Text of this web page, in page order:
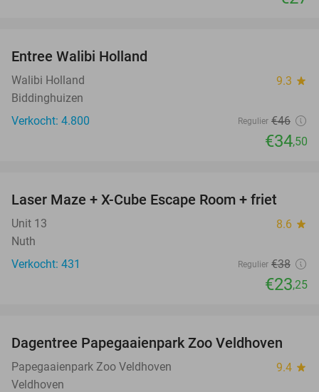
Entree Walibi Holland
Walibi Holland 9.3 star
Biddinghuizen
Verkocht: 4.800
Regulier €46
€34,50
39%
Laser Maze + X-Cube Escape Room + friet
Unit 13 8.6 star
Nuth
Verkocht: 431
Regulier €38
€23,25
26%
Dagentree Papegaaienpark Zoo Veldhoven
Papegaaienpark Zoo Veldhoven 9.4 star
Veldhoven